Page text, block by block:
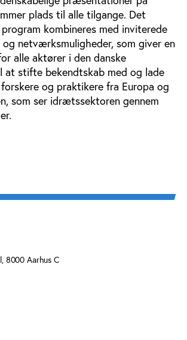
plads til alle tilgange. Det
kombineres med inviterede
netværksmuligheder, som giver en
alle aktører i den danske
stifte bekendtskab med og lade
og praktikere fra Europa og
som ser idrætssektoren gennem
8000 Aarhus C